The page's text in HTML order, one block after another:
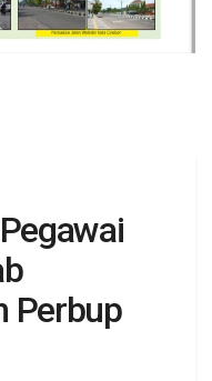
Perbup